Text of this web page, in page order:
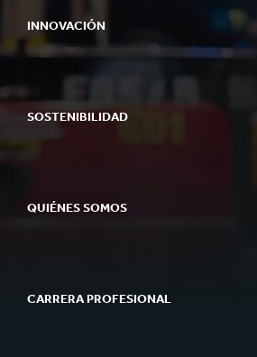
INNOVACIÓN
SOSTENIBILIDAD
QUIÉNES SOMOS
CARRERA PROFESIONAL